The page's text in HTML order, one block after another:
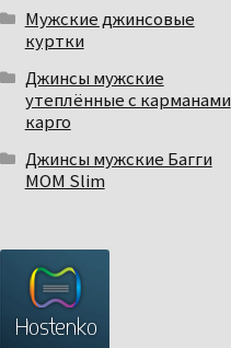
Мужские джинсовые
куртки
Джинсы мужские
утеплённые с карманами
карго
Джинсы мужские Багги
МОМ Slim